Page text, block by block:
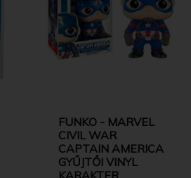
FUNKO - MARVEL
CIVIL WAR
CAPTAIN AMERICA
GYŰJTŐI VINYL
KARAKTER